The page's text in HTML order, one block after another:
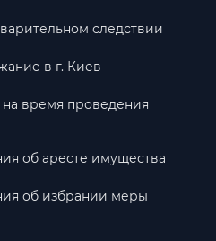
следствии
в г. Киев
время проведения
об аресте имущества
об избрании меры